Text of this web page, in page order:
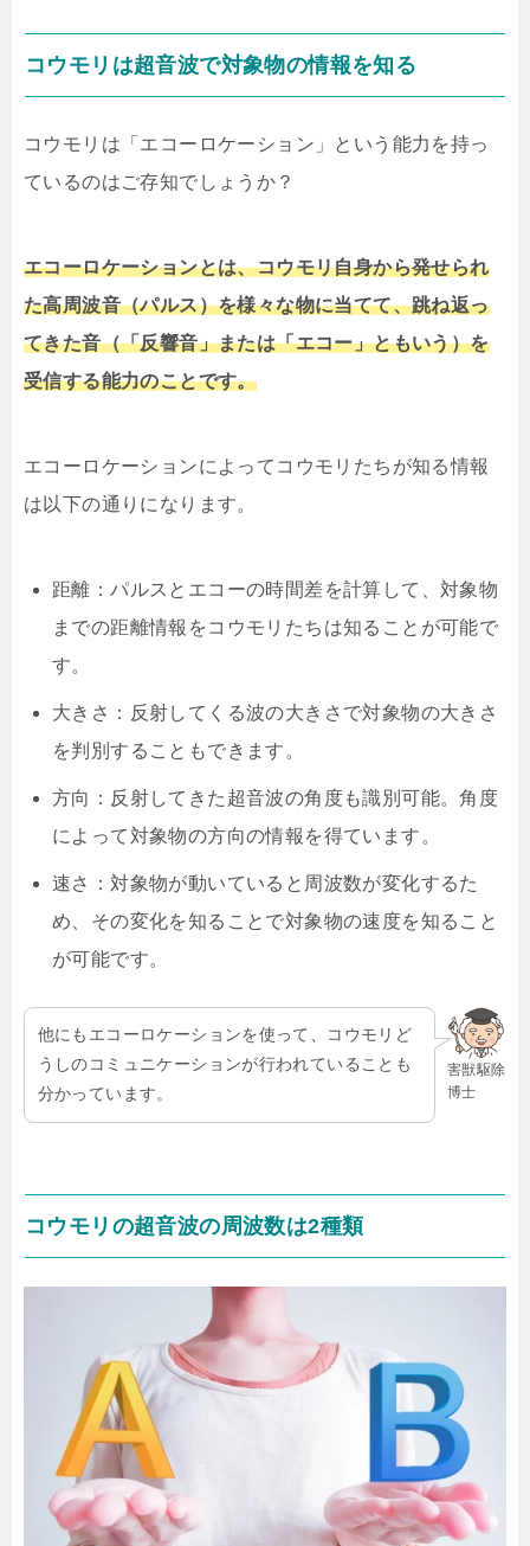
コウモリは超音波で対象物の情報を知る
コウモリは「エコーロケーション」という能力を持っ
ているのはご存知でしょうか？
エコーロケーションとは、コウモリ自身から発せられ
た高周波音（パルス）を様々な物に当てて、跳ね返っ
てきた音（「反響音」または「エコー」ともいう）を
受信する能力のことです。
エコーロケーションによってコウモリたちが知る情報
は以下の通りになります。
距離：パルスとエコーの時間差を計算して、対象物
までの距離情報をコウモリたちは知ることが可能で
す。
大きさ：反射してくる波の大きさで対象物の大きさ
を判別することもできます。
方向：反射してきた超音波の角度も識別可能。角度
によって対象物の方向の情報を得ています。
速さ：対象物が動いていると周波数が変化するた
め、その変化を知ることで対象物の速度を知ること
が可能です。
害獣駆除
博士
他にもエコーロケーションを使って、コウモリど
うしのコミュニケーションが行われていることも
分かっています。
コウモリの超音波の周波数は2種類